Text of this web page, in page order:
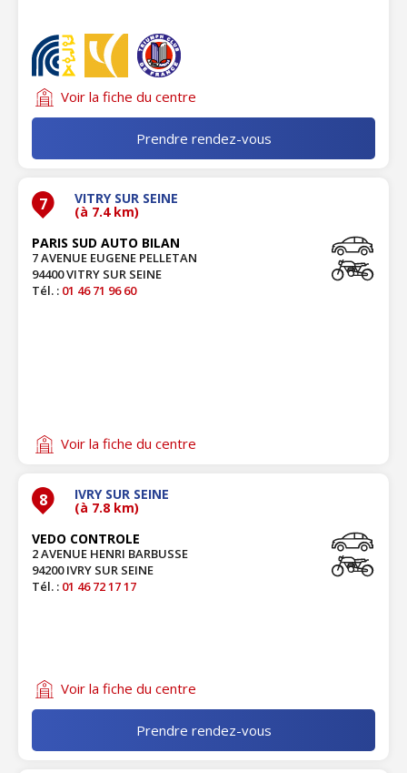
Voir la fiche du centre
Prendre rendez-vous
7 VITRY SUR SEINE
(à 7.4 km)
PARIS SUD AUTO BILAN
7 AVENUE EUGENE PELLETAN
94400 VITRY SUR SEINE
Tél. : 01 46 71 96 60
Voir la fiche du centre
8 IVRY SUR SEINE
(à 7.8 km)
VEDO CONTROLE
2 AVENUE HENRI BARBUSSE
94200 IVRY SUR SEINE
Tél. : 01 46 72 17 17
Voir la fiche du centre
Prendre rendez-vous